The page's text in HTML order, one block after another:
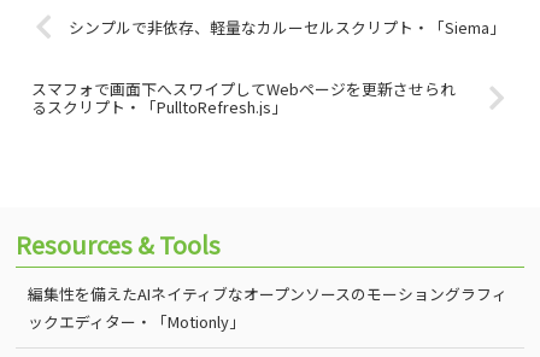
シンプルで非依存、軽量なカルーセルスクリプト・「Siema」
スマフォで画面下へスワイプしてWebページを更新させられ
るスクリプト・「PulltoRefresh.js」
Resources & Tools
編集性を備えたAIネイティブなオープンソースのモーショングラフィ
ックエディター・「Motionly」